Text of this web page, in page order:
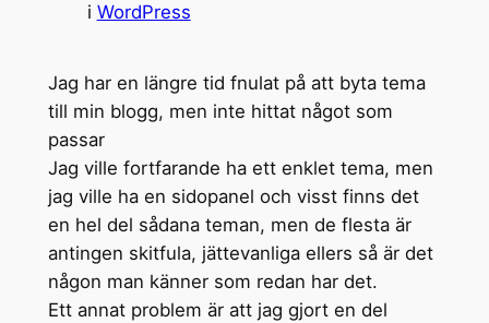
i WordPress
Jag har en längre tid fnulat på att byta tema
till min blogg, men inte hittat något som
passar
Jag ville fortfarande ha ett enklet tema, men
jag ville ha en sidopanel och visst finns det
en hel del sådana teman, men de flesta är
antingen skitfula, jättevanliga ellers så är det
någon man känner som redan har det.
Ett annat problem är att jag gjort en del